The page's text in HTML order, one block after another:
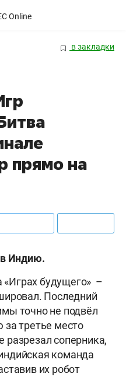
в закладки
прямо на
в Индию.
будущего» –
Последний
точно не подвёл
за третье место
разрезал соперника,
команда
их робот